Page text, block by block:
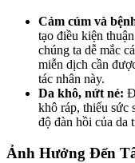
Cảm cúm và
tạo điều kiện
chúng ta dễ mắc
miễn dịch cần
tác nhân này.
Da khô, nứt nẻ:
khô ráp, thiếu sức
độ đàn hồi của da
Ảnh Hưởng Đến